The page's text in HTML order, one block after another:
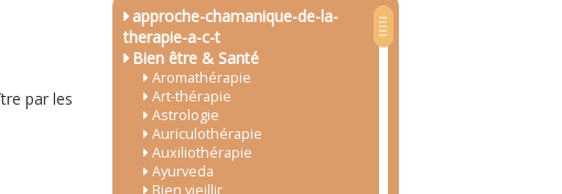
par les
approche-chamanique-de-la-
therapie-a-c-t
Bien être & Santé
Aromathérapie
Art-thérapie
Astrologie
Auriculothérapie
Auxiliothérapie
Ayurveda
Bien vieillir